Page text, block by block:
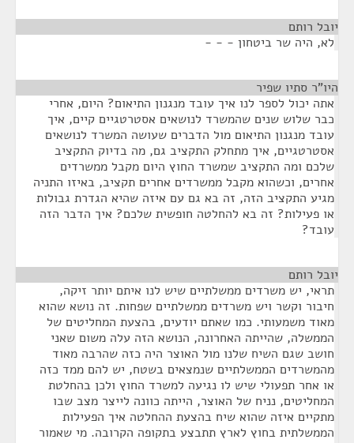
יובל רותם
לא, היה שר ביטחון - - -
היו"ר סתיו שפיר
אתה יכול לספר לנו איך עובד מנגנון התיאום? היום, אחרי
כבר שלוש שנים שהמשרד לנושאים אסטרטגיים קיים, איך
עובד מנגנון התיאום מול הדברים שעושה המשרד לנושאים
אסטרטגיים, איך מתחלק התקציב גם, מה בדיוק התקציב
שלכם ומה התקציב שמשרד החוץ היום מקבל ממשרדים
אחרים, וכשהוא מקבל ממשרדים אחרים תקציב, באיזו התניה
מגיע התקציב הזה, זה בא גם עם איזה שהיא הגדרת גבולות
או פעילות? זה בא להחלטה חופשית שלכם? איך הדבר הזה
עובד?
יובל רותם
תראי, יש משרדים ממשלתיים שיש לנו איתם יותר זיקה,
חיבור וקשר ויש משרדים ממשלתיים שפחות. זה נושא שהוא
מאוד משמעותי. כמו שאתם יודעים, בהצעת המחליטים של
הממשלה, שהייתה האחרונה, הנושא הזה עלה משום שאני
חושב שגם השיח שלנו מול האוצר היה כזה שהרבה מאוד
מהמשרדים הממשלתיים שנמצאים בשטח, יש להם ממד כזה
או אחר תפעולי שיש לו נגיעה למשרד החוץ ולכן בהחלטת
המחליטים, נניח של האוצר, הייתה כוונה לייצר מצב שבו
מתקיים איזה שהוא שיח בהצעת ההחלטה איך הפעילות
הממשלתית בחוץ לארץ תתבצע בתקופה הקרובה. מי שאמור